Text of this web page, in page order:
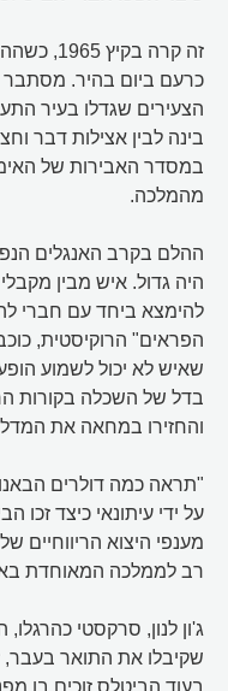
זה קרה
כרעם ביום בהיר.
הצעירים שגדלו בעיר
בינה לבין אצילות דבר
במסדר האבירות של
מהמלכה.
ההלם בקרב האנגלים
להימצא ביחד עם חברי
הפראים" הרוקיסטית,
שאיש לא יכול לשמוע
בדל של השכלה בקורות
והחזירו במחאה את
"תראה כמה דולרים
על ידי עיתונאי כיצד זכו
מענפי היצוא הריווחיים
רב לממלכה המאוחדת
ג'ון לנון, סרקסטי
שקיבלו את התואר בעבר,
בעוד הביטלס זוכים בו